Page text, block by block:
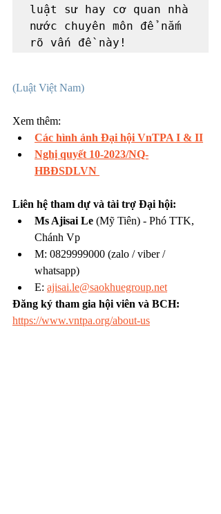
luật sư hay cơ quan nhà
nước chuyên môn để nắm
rõ vấn đề này!
(Luật Việt Nam)
Xem thêm:
Các hình ảnh Đại hội VnTPA I & II
Nghị quyết 10-2023/NQ-
HBĐSDLVN
Liên hệ tham dự và tài trợ Đại hội:
Ms Ajisai Le (Mỹ Tiên) - Phó TTK,
Chánh Vp
M: 0829999000 (zalo / viber /
whatsapp)
E: ajisai.le@saokhuegroup.net
Đăng ký tham gia hội viên và BCH:
https://www.vntpa.org/about-us